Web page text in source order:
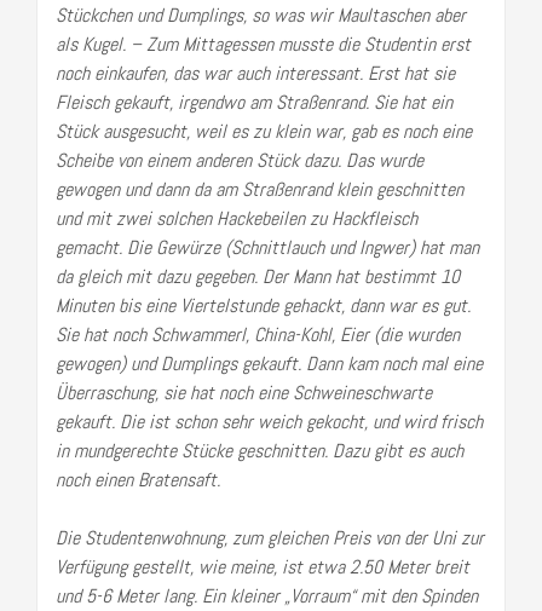
Stückchen und Dumplings, so was wir Maultaschen aber
als Kugel. – Zum Mittagessen musste die Studentin erst
noch einkaufen, das war auch interessant. Erst hat sie
Fleisch gekauft, irgendwo am Straßenrand. Sie hat ein
Stück ausgesucht, weil es zu klein war, gab es noch eine
Scheibe von einem anderen Stück dazu. Das wurde
gewogen und dann da am Straßenrand klein geschnitten
und mit zwei solchen Hackebeilen zu Hackfleisch
gemacht. Die Gewürze (Schnittlauch und Ingwer) hat man
da gleich mit dazu gegeben. Der Mann hat bestimmt 10
Minuten bis eine Viertelstunde gehackt, dann war es gut.
Sie hat noch Schwammerl, China-Kohl, Eier (die wurden
gewogen) und Dumplings gekauft. Dann kam noch mal eine
Überraschung, sie hat noch eine Schweineschwarte
gekauft. Die ist schon sehr weich gekocht, und wird frisch
in mundgerechte Stücke geschnitten. Dazu gibt es auch
noch einen Bratensaft.
Die Studentenwohnung, zum gleichen Preis von der Uni zur
Verfügung gestellt, wie meine, ist etwa 2.50 Meter breit
und 5-6 Meter lang. Ein kleiner „Vorraum“ mit den Spinden